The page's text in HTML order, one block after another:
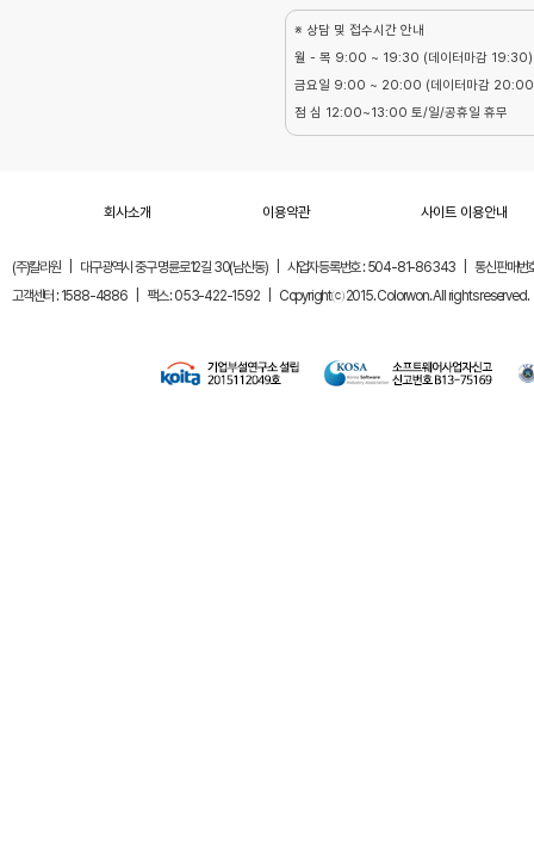
※ 상담 및 접수시간 안내
월 - 목 9:00 ~ 19:30 (데이터마감 19:30)
금요일 9:00 ~ 20:00 (데이터마감
점 심 12:00~13:00 토/일/공휴일 휴무
회사소개 이용약관 사이트 이용안내
(주)칼라원| 대구광역시 중구 명륜로12길 30(남산동)| 사업자등록번호 : 504-81-86343
통신판매
고객센터 : 1588-4886| 팩스 : 053-422-1592| Copyrightⓒ 2015. Colorwon. All rights reserved.